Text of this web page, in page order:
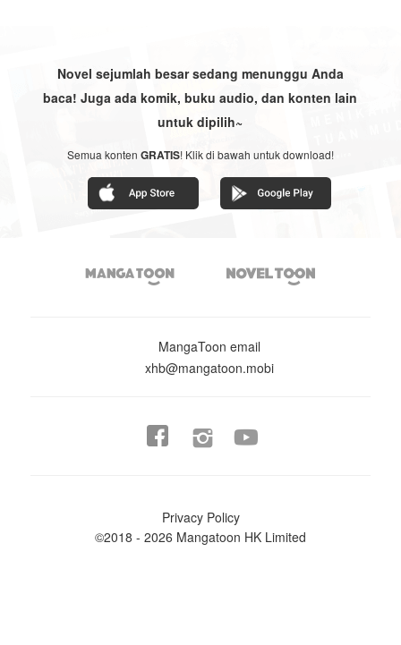
Novel sejumlah besar sedang menunggu Anda
baca! Juga ada komik, buku audio, dan konten lain
untuk dipilih~
Semua konten GRATIS! Klik di bawah untuk download!
 
MangaToon email
xhb@mangatoon.mobi
 
Privacy Policy
©2018 - 2026 Mangatoon HK Limited